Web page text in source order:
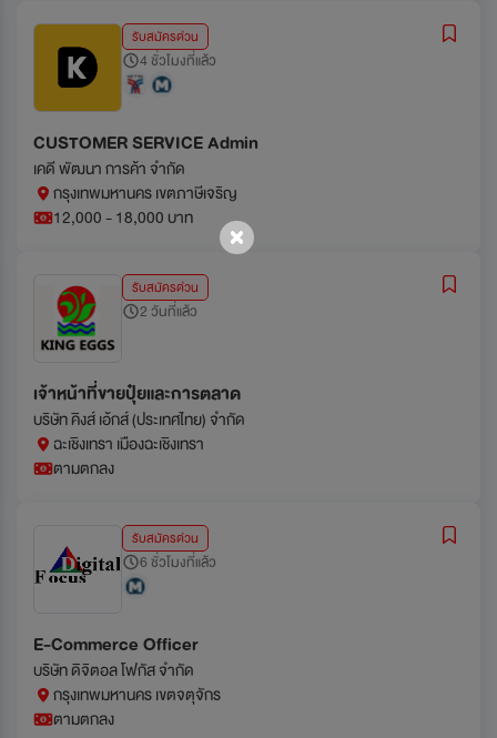
รับสมัครด่วน
4 ชั่วโมงที่แล้ว
CUSTOMER SERVICE Admin
เคดี พัฒนา การค้า จำกัด
กรุงเทพมหานคร เขตภาษีเจริญ
12,000 - 18,000 บาท
รับสมัครด่วน
2 วันที่แล้ว
เจ้าหน้าที่ขายปุ๋ยและการตลาด
บริษัท คิงส์ เอ้กส์ (ประเทศไทย) จำกัด
ฉะเชิงเทรา เมืองฉะเชิงเทรา
ตามตกลง
รับสมัครด่วน
6 ชั่วโมงที่แล้ว
E-Commerce Officer
บริษัท ดิจิตอล โฟกัส จำกัด
กรุงเทพมหานคร เขตจตุจักร
ตามตกลง